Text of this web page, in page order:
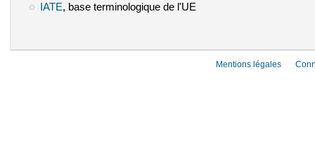
IATE(le lien est externe)
, base terminologique de l'UE
Mentions légales